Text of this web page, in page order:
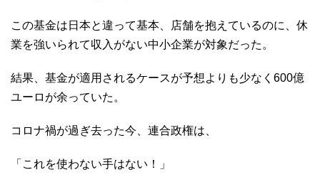
この基金は日本と違って基本、店舗を抱えているのに、休
業を強いられて収入がない中小企業が対象だった。
結果、基金が適用されるケースが予想よりも少なく600億
ユーロが余っていた。
コロナ禍が過ぎ去った今、連合政権は、
「これを使わない手はない！」